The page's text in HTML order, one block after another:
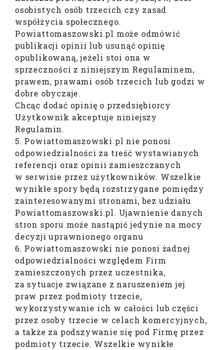
osobistych osób trzecich czy zasad
współżycia społecznego.
Powiattomaszowski.pl może odmówić
publikacji opinii lub usunąć opinię
opublikowaną, jeżeli stoi ona w
sprzeczności z niniejszym Regulaminem,
prawem, prawami osób trzecich lub godzi w
dobre obyczaje.
Chcąc dodać opinię o przedsiębiorcy
Użytkownik akceptuje niniejszy
Regulamin.
5. Powiattomaszowski.pl nie ponosi
odpowiedzialności za treść wystawianych
referencji oraz opinii zamieszczanych
w serwisie przez użytkowników. Wszelkie
wynikłe spory będą rozstrzygane pomiędzy
zainteresowanymi stronami, bez udziału
Powiattomaszowski.pl. Ujawnienie danych
stron sporu może nastąpić jedynie na mocy
decyzji uprawnionego organu
6. Powiattomaszowski nie ponosi żadnej
odpowiedzialności względem Firm
zamieszczonych przez uczestnika,
za sytuacje związane z naruszeniem jej
praw przez podmioty trzecie,
wykorzystywanie ich w całości lub części
przez osoby trzecie w celach komercyjnych,
a także za podszywanie się pod Firmę przez
podmioty trzecie. Wszelkie wynikłe